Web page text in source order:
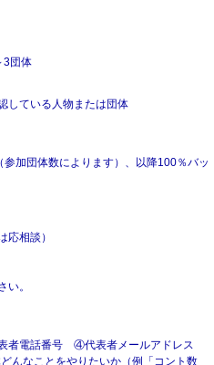
3団体
している人物または団体
加団体数によります）、以降100％バッ
相談）
。
電話番号 ④代表者メールアドレス
なことをやりたいか（例「コント数